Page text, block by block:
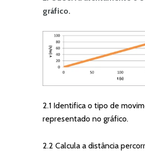
gráfico.
2.1 Identifica o tipo de
representado no gráfico.
2.2 Calcula a distância